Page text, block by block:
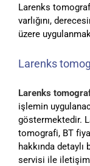
Larenks
varlığını,
üzere
Larenks
Larenks
işlemin
göstermektedir.
tomografi, BT
hakkında
servisi ile